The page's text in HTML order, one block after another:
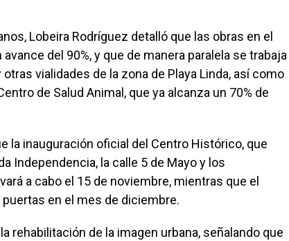
Lobeira Rodríguez detalló que las obras en el
del 90%, y que de manera paralela se trabaja
vialidades de la zona de Playa Linda, así como
de Salud Animal, que ya alcanza un 70% de
la inauguración oficial del Centro Histórico, que
Independencia, la calle 5 de Mayo y los
a cabo el 15 de noviembre, mientras que el
en el mes de diciembre.
rehabilitación de la imagen urbana, señalando que